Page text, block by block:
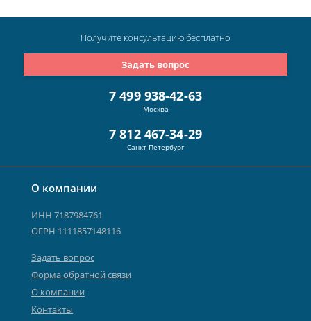
О компании
ИНН 7187984761
ОГРН 1111857148116
Задать вопрос
Форма обратной связи
О компании
Контакты
7 499 938-42-63
Москва
7 812 467-34-29
Санкт-Петербург
Задать вопрос
Получите консультациюбесплатно